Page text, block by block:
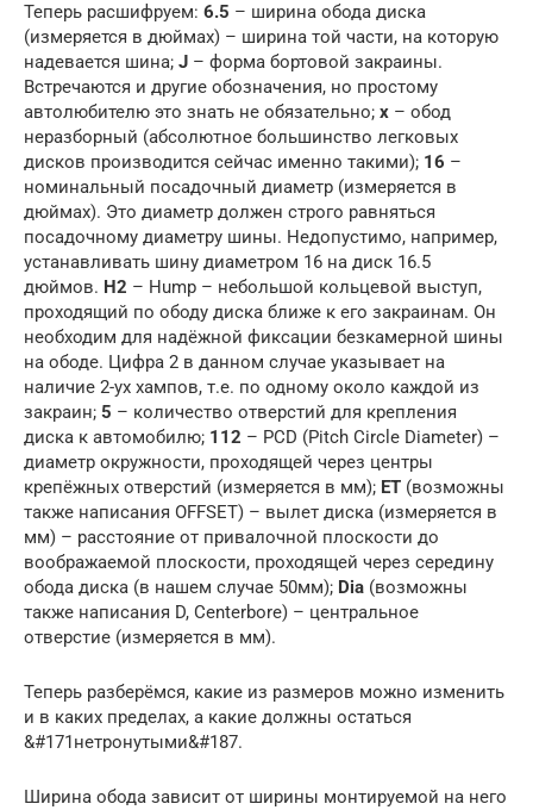
Теперь расшифруем: 6.5 – ширина обода диска
(измеряется в дюймах) – ширина той части, на которую
надевается шина; J – форма бортовой закраины.
Встречаются и другие обозначения, но простому
автолюбителю это знать не обязательно; x – обод
неразборный (абсолютное большинство легковых
дисков производится сейчас именно такими); 16 –
номинальный посадочный диаметр (измеряется в
дюймах). Это диаметр должен строго равняться
посадочному диаметру шины. Недопустимо, например,
устанавливать шину диаметром 16 на диск 16.5
дюймов. H2 – Hump – небольшой кольцевой выступ,
проходящий по ободу диска ближе к его закраинам. Он
необходим для надёжной фиксации безкамерной шины
на ободе. Цифра 2 в данном случае указывает на
наличие 2-ух хампов, т.е. по одному около каждой из
закраин; 5 – количество отверстий для крепления
диска к автомобилю; 112 – PCD (Pitch Circle Diameter) –
диаметр окружности, проходящей через центры
крепёжных отверстий (измеряется в мм); ET (возможны
также написания OFFSET) – вылет диска (измеряется в
мм) – расстояние от привалочной плоскости до
воображаемой плоскости, проходящей через середину
обода диска (в нашем случае 50мм); Dia (возможны
также написания D, Centerbore) – центральное
отверстие (измеряется в мм).
Теперь разберёмся, какие из размеров можно изменить
и в каких пределах, а какие должны остаться
&#171нетронутыми&#187.
Ширина обода зависит от ширины монтируемой на него